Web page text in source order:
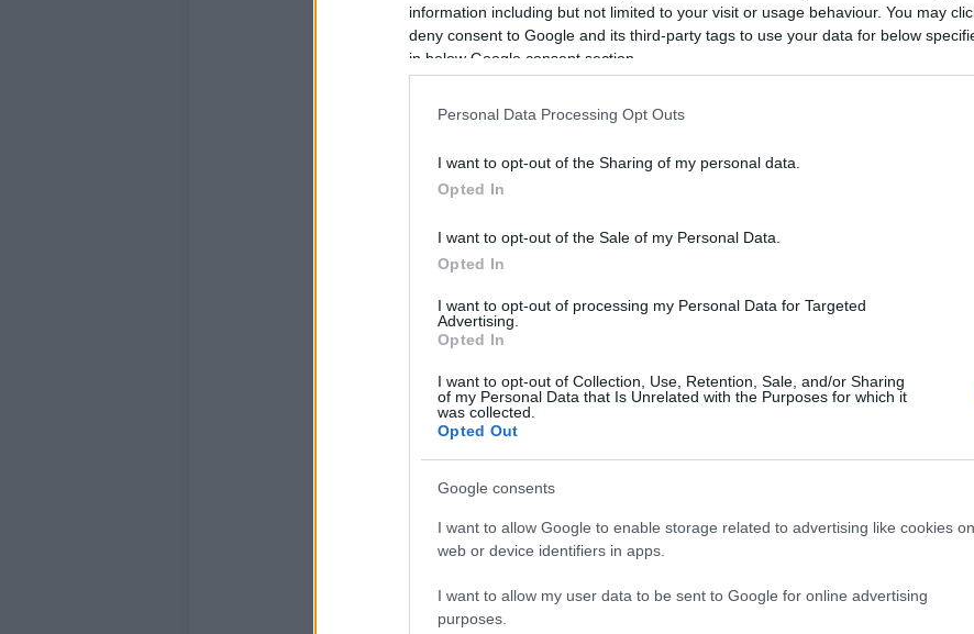
information including but not limited to your visit or usage behaviour. You may
deny consent to Google and its third-party tags to use your data for below
in below Google consent section.
Personal Data Processing Opt Outs
I want to opt-out of the Sharing of my personal data.
Opted In
I want to opt-out of the Sale of my Personal Data.
Opted In
I want to opt-out of processing my Personal Data for Targeted
Advertising.
Opted In
I want to opt-out of Collection, Use, Retention, Sale, and/or Sharing
of my Personal Data that Is Unrelated with the Purposes for which it
was collected.
Opted Out
Google consents
I want to allow Google to enable storage related to advertising like cookies on
web or device identifiers in apps.
I want to allow my user data to be sent to Google for online advertising
purposes.